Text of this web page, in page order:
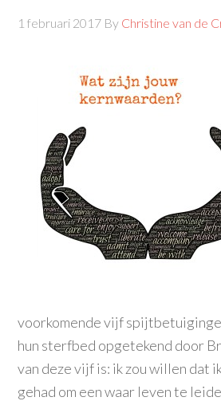
1 februari 2017 By Christine van de
voorkomende vijf
hun sterfbed opgetekend door
van deze vijf is: ik zou willen dat
gehad om een waar leven te